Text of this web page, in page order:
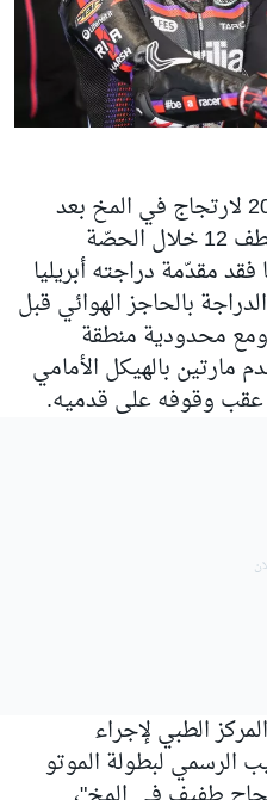
تعرّض بطل العالم لموسم 2024 لارتجاج في المخ بعد
حادث غير اعتيادي عند المنعطف 12 خلال الحصّة
مقدّمة دراجته أبريليا
بالحاجز الهوائي قبل
محدودية منطقة
مارتين بالهيكل الأمامي
عقب وقوفه على قدميه.
الطبي لإجراء
لبطولة الموتو